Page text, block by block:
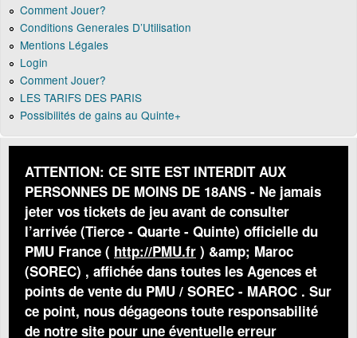
Comment Jouer?
Conditions Generales D’Utilisation
Mentions Légales
Login
Comment Jouer?
LES TARIFS DES PARIS
Possibilités de gains au Quinte+
ATTENTION: CE SITE EST INTERDIT AUX
PERSONNES DE MOINS DE 18ANS - Ne jamais
jeter vos tickets de jeu avant de consulter
l’arrivée (Tierce - Quarte - Quinte) officielle du
PMU France ( http://PMU.fr ) &amp; Maroc
(SOREC) , affichée dans toutes les Agences et
points de vente du PMU / SOREC - MAROC . Sur
ce point, nous dégageons toute responsabilité
de notre site pour une éventuelle erreur